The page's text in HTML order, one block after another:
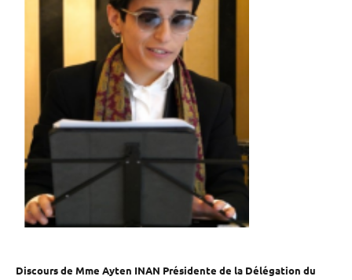
Discours de Mme Ayten INAN Présidente de la Délégation du